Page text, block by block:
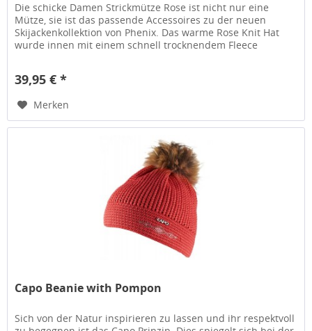
Die schicke Damen Strickmütze Rose ist nicht nur eine
Mütze, sie ist das passende Accessoires zu der neuen
Skijackenkollektion von Phenix. Das warme Rose Knit Hat
wurde innen mit einem schnell trocknendem Fleece
39,95 € *
Merken
Capo Beanie with Pompon
Sich von der Natur inspirieren zu lassen und ihr respektvoll